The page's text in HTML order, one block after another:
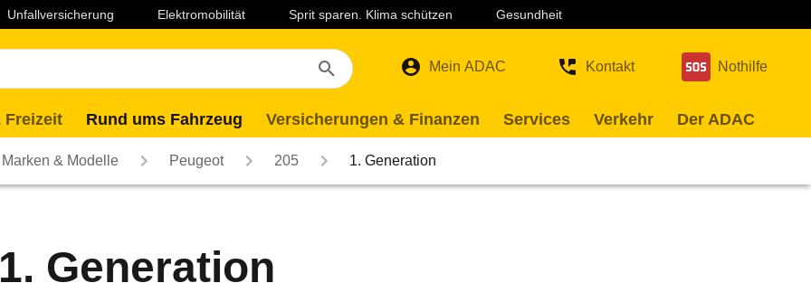
Unfallversicherung Elektromobilität Sprit sparen. Klima schützen Gesundheit
Mein ADAC Kontakt Nothilfe
Freizeit Rund ums Fahrzeug Versicherungen & Finanzen Services Verkehr Der ADAC
Marken & Modelle Peugeot 205 1. Generation
Generation